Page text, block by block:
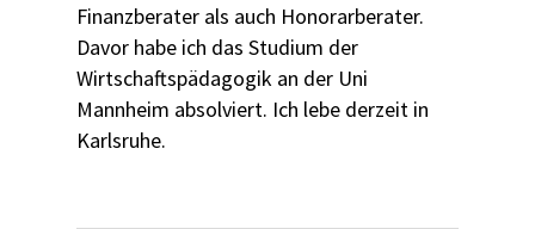
Finanzberater als auch Honorarberater.
Davor habe ich das Studium der
Wirtschaftspädagogik an der Uni
Mannheim absolviert. Ich lebe derzeit in
Karlsruhe.